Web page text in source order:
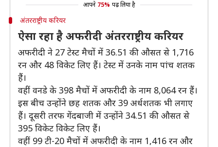
आपने 75% पढ़ लिया है
अंतरराष्ट्रीय करियर
ऐसा रहा है अफरीदी अंतरराष्ट्रीय करियर
अफरीदी ने 27 टेस्ट मैचों में 36.51 की औसत से 1,716
रन और 48 विकेट लिए हैं। टेस्ट में उनके नाम पांच शतक
हैं।
वहीं वनडे के 398 मैचों में अफरीदी के नाम 8,064 रन हैं।
इस बीच उन्होंने छह शतक और 39 अर्धशतक भी लगाए
हैं। दूसरी तरफ गेंदबाजी में उन्होंने 34.51 की औसत से
395 विकेट विकेट लिए हैं।
वहीं 99 टी-20 मैचों में अफरीदी के नाम 1,416 रन और